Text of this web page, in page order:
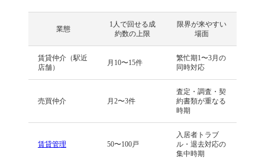
③契約・経理処理のミスが目立ち始める
④経営者の労働時間が週60時間を超える
採用するなら正社員・パート・外注のどれか
パートに任せられる業務と任せられない業務
パートに任せられる業務
パートに任せられない業務（経営者が抱える
業態
1人で回せる成
約数の上限
限界が来やすい
場面
賃貸仲介（駅近
店舗）
月10〜15件
繁忙期1〜3月の
同時対応
売買仲介 月2〜3件
査定・調査・契
約書類が重なる
時期
賃貸管理 50〜100戸
入居者トラブ
ル・退去対応の
集中時期